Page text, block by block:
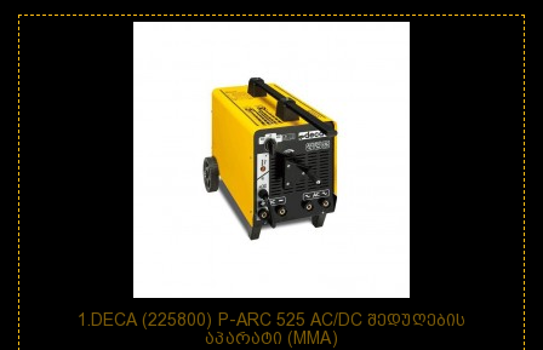
1.DECA (225800) P-ARC 525 AC/DC ᲨᲔᲓᲣᲦᲔᲑᲘᲡ
ᲐᲞᲐᲠᲐᲢᲘ (MMA)